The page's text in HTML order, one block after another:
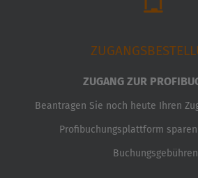
ZUGANG ZUR
Beantragen Sie noch heute Ihren
Profibuchungsplattform